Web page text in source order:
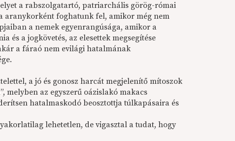
a rabszolgatartó, patriarchális görög-római
aranykorként foghatunk fel, amikor még nem
a nemek egyenrangúsága, amikor a
és a jogkövetés, az elesettek megsegítése
a fáraó nem evilági hatalmának
a jó és gonosz harcát megjelenítő mítoszok
melyben az egyszerű oázislakó makacs
hatalmaskodó beosztottja túlkapásaira és
lehetetlen, de vigasztal a tudat, hogy